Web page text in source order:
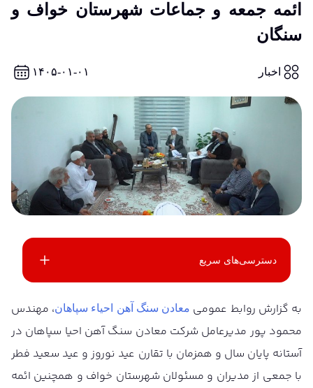
ائمه جمعه و جماعات شهرستان خواف و
سنگان
اخبار ۱۴۰۵-۰۱-۰۱
دسترسی‌های سریع
به گزارش روابط عمومی معادن سنگ آهن احیاء سپاهان، مهندس
محمود پور مدیرعامل شرکت معادن سنگ آهن احیا سپاهان در
آستانه پایان سال و همزمان با تقارن عید نوروز و عید سعید فطر
با جمعی از مدیران و مسئولان شهرستان خواف و همچنین ائمه